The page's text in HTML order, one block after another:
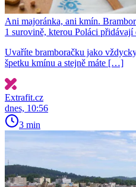
Ani majoránka, ani kmín.
1 surovině, kterou Poláci přidávají
Uvaříte bramboračku jako
špetku kmínu a stejně máte […]
Extrafit.cz
dnes, 10:56
3 min